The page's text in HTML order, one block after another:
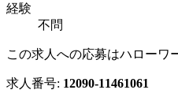
経験
不問
この求人への応募はハローワ
求人番号: 12090-11461061